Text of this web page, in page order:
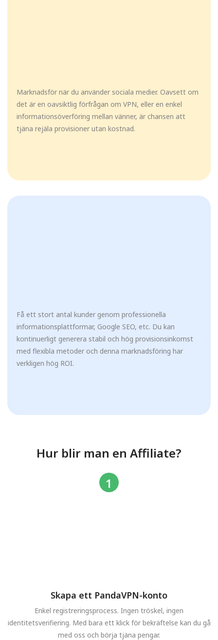
Marknadsför när du använder sociala medier. Oavsett om
det är en oavsiktlig förfrågan om VPN, eller en enkel
informationsöverföring mellan vänner, är chansen att
tjäna rejäla provisioner utan kostnad.
Få ett stort antal kunder genom professionella
informationsplattformar, Google SEO, etc. Du kan
kontinuerligt generera stabil och hög provisionsinkomst
med flexibla metoder och denna marknadsföring har
verkligen hög ROI.
Hur blir man en Affiliate?
Skapa ett PandaVPN-konto
Enkel registreringsprocess. Ingen tröskel, ingen
identitetsverifiering. Med bara ett klick för bekräftelse kan du gå
med oss och börja tjäna pengar.